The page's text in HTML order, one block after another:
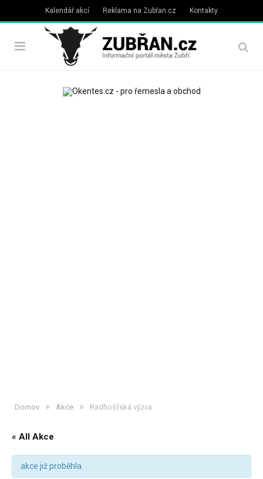
Kalendář akcí Reklama na Zubřan.cz Kontakty
Domov » Akce » Radhošťská výzva
« All Akce
akce již proběhla.